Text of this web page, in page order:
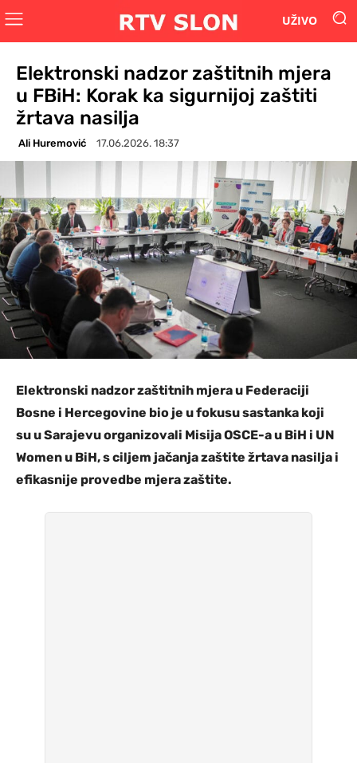
UŽIVO
Elektronski nadzor zaštitnih mjera
u FBiH: Korak ka sigurnijoj zaštiti
žrtava nasilja
Ali Huremović 17.06.2026. 18:37
Elektronski nadzor zaštitnih mjera u Federaciji
Bosne i Hercegovine bio je u fokusu sastanka koji
su u Sarajevu organizovali Misija OSCE-a u BiH i UN
Women u BiH, s ciljem jačanja zaštite žrtava nasilja i
efikasnije provedbe mjera zaštite.